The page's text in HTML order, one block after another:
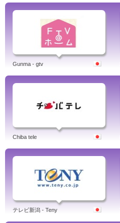
Gunma - gtv
Chiba tele
テレビ新潟 - Teny